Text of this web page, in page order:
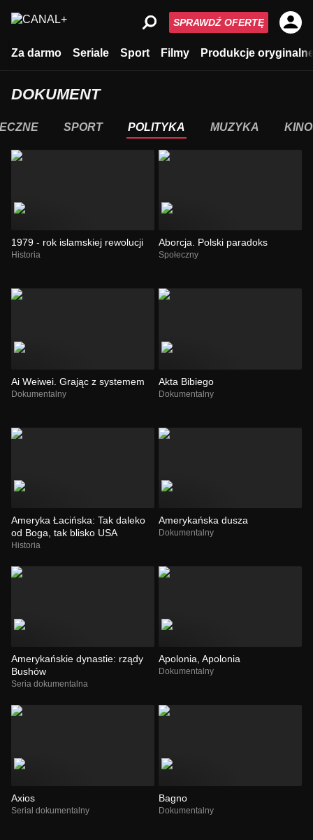
Za darmo Seriale Sport Filmy Produkcje
SPRAWDŹ OFERTĘ
DOKUMENT
SPORT POLITYKA MUZYKA KINO
1979 - rok islamskiej rewolucji
Historia
Aborcja. Polski paradoks
Społeczny
Ai Weiwei. Grając z systemem
Dokumentalny
Akta Bibiego
Dokumentalny
Ameryka Łacińska: Tak daleko
od Boga, tak blisko USA
Historia
Amerykańska dusza
Dokumentalny
Amerykańskie dynastie: rządy
Bushów
Seria dokumentalna
Apolonia, Apolonia
Dokumentalny
Axios
Serial dokumentalny
Bagno
Dokumentalny